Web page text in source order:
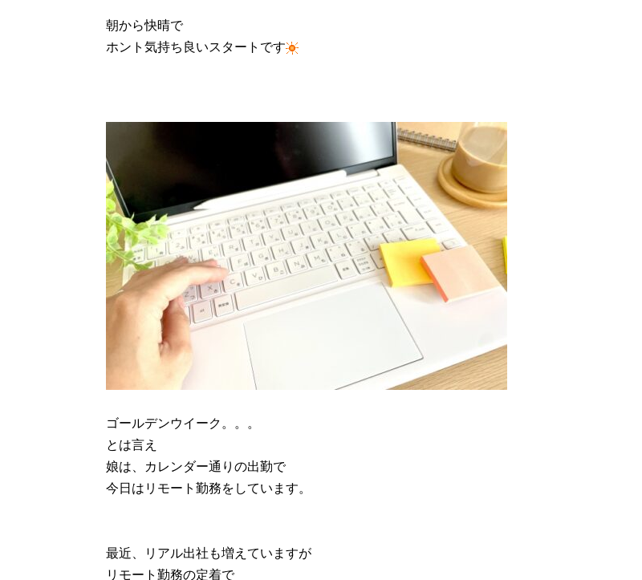
朝から快晴で
ホント気持ち良いスタートです
ゴールデンウイーク。。。
とは言え
娘は、カレンダー通りの出勤で
今日はリモート勤務をしています。
最近、リアル出社も増えていますが
リモート勤務の定着で